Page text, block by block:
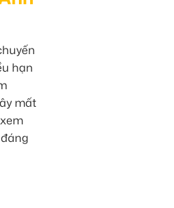
hạn
mất